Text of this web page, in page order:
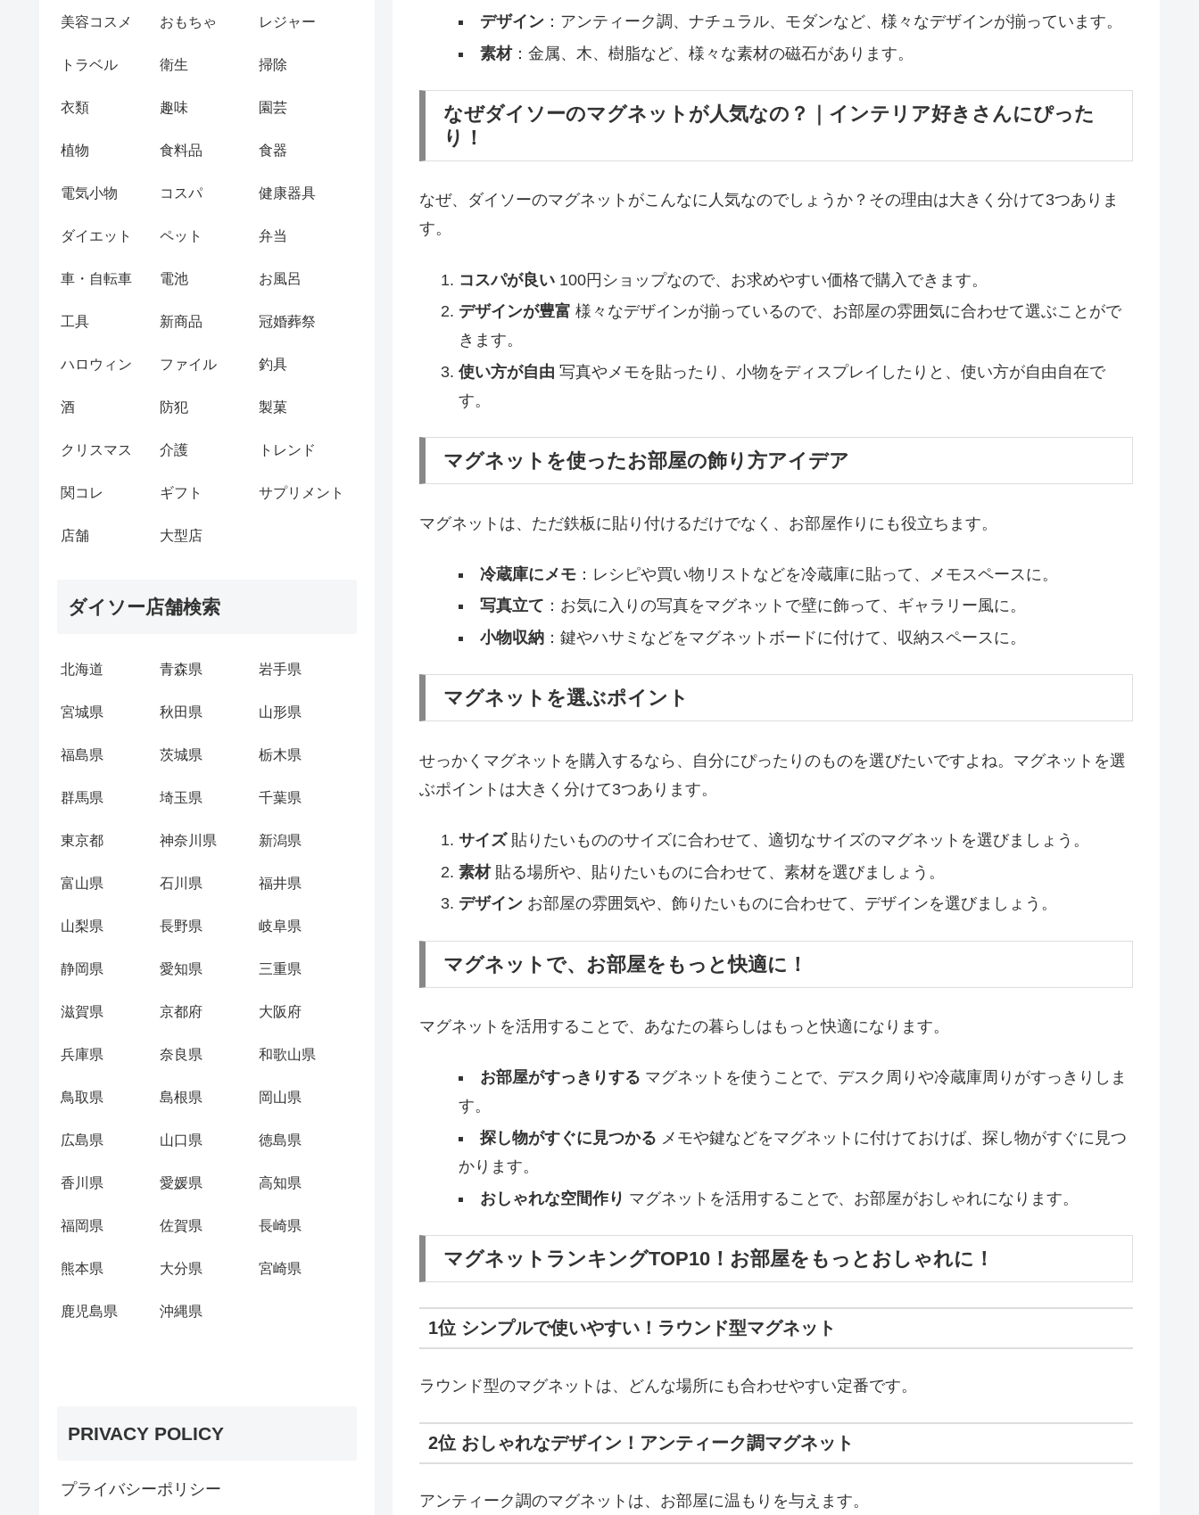
デザイン：アンティーク調、ナチュラル、モダンなど、様々なデザインが揃っています。
素材：金属、木、樹脂など、様々な素材の磁石があります。
なぜダイソーのマグネットが人気なの？｜インテリア好きさんにぴった
り！
なぜ、ダイソーのマグネットがこんなに人気なのでしょうか？その理由は大きく分けて3つありま
す。
コスパが良い100円ショップなので、お求めやすい価格で購入できます。
デザインが豊富 様々なデザインが揃っているので、お部屋の雰囲気に合わせて選ぶことがで
きます。
使い方が自由 写真やメモを貼ったり、小物をディスプレイしたりと、使い方が自由自在で
す。
マグネットを使ったお部屋の飾り方アイデア
マグネットは、ただ鉄板に貼り付けるだけでなく、お部屋作りにも役立ちます。
冷蔵庫にメモ：レシピや買い物リストなどを冷蔵庫に貼って、メモスペースに。
写真立て ：お気に入りの写真をマグネットで壁に飾って、ギャラリー風に。
小物収納：鍵やハサミなどをマグネットボードに付けて、収納スペースに。
マグネットを選ぶポイント
せっかくマグネットを購入するなら、自分にぴったりのものを選びたいですよね。マグネットを選
ぶポイントは大きく分けて3つあります。
サイズ貼りたいもののサイズに合わせて、適切なサイズのマグネットを選びましょう。
素材貼る場所や、貼りたいものに合わせて、素材を選びましょう。
デザインお部屋の雰囲気や、飾りたいものに合わせて、デザインを選びましょう。
マグネットで、お部屋をもっと快適に！
マグネットを活用することで、あなたの暮らしはもっと快適になります。
お部屋がすっきりする マグネットを使うことで、デスク周りや冷蔵庫周りがすっきりしま
す。
探し物がすぐに見つかる メモや鍵などをマグネットに付けておけば、探し物がすぐに見つ
かります。
おしゃれな空間作り マグネットを活用することで、お部屋がおしゃれになります。
マグネットランキングTOP10！お部屋をもっとおしゃれに！
1位 シンプルで使いやすい！ラウンド型マグネット
ラウンド型のマグネットは、どんな場所にも合わせやすい定番です。
2位 おしゃれなデザイン！アンティーク調マグネット
アンティーク調のマグネットは、お部屋に温もりを与えます。
美容コスメ おもちゃ レジャー
トラベル 衛生 掃除
衣類 趣味 園芸
植物 食料品 食器
電気小物 コスパ 健康器具
ダイエット ペット 弁当
車・自転車 電池 お風呂
工具 新商品 冠婚葬祭
ハロウィン ファイル 釣具
酒 防犯 製菓
クリスマス 介護 トレンド
関コレ ギフト サプリメント
店舗 大型店
ダイソー店舗検索
北海道 青森県 岩手県
宮城県 秋田県 山形県
福島県 茨城県 栃木県
群馬県 埼玉県 千葉県
東京都 神奈川県 新潟県
富山県 石川県 福井県
山梨県 長野県 岐阜県
静岡県 愛知県 三重県
滋賀県 京都府 大阪府
兵庫県 奈良県 和歌山県
鳥取県 島根県 岡山県
広島県 山口県 徳島県
香川県 愛媛県 高知県
福岡県 佐賀県 長崎県
熊本県 大分県 宮崎県
鹿児島県 沖縄県
PRIVACY POLICY
プライバシーポリシー